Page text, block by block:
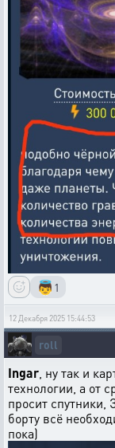
👼 1
12 Декабря 2025 15:44:53
roll
Ingar , ну так и
технологии, а от
просит
борту всё
пока)